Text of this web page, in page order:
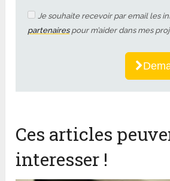
Je souhaite recevoir par email les
partenairespour m’aider dans mes
Ces articles
interesser !